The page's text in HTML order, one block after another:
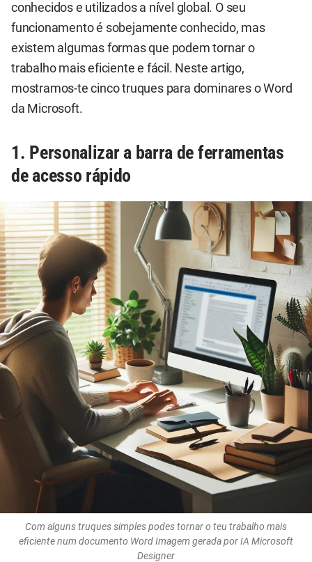
conhecidos e utilizados a nível global. O seu
funcionamento é sobejamente conhecido, mas
existem algumas formas que podem tornar o
trabalho mais eficiente e fácil. Neste artigo,
mostramos-te cinco truques para dominares o Word
da Microsoft.
1. Personalizar a barra de ferramentas
de acesso rápido
Com alguns truques simples podes tornar o teu trabalho mais
eficiente num documento Word Imagem gerada por IA Microsoft
Designer